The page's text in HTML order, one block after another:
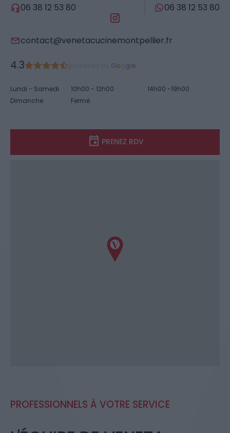
06 38 12 53 80
06 38 12 53 80
contact@venetacucinemontpellier.fr
4.3 Google
Lundi - Samedi 10h00 - 12h00
14h00 -19h00
Dimanche
Fermé
PRENEZ RDV
PROFESSIONNELS À VOTRE SERVICE